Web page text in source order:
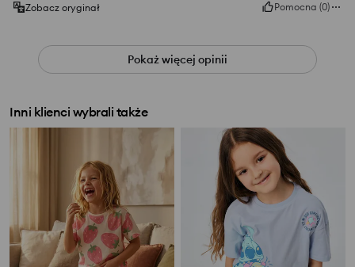
Zobacz oryginał
Pomocna (0)
Pokaż więcej opinii
Inni klienci wybrali także